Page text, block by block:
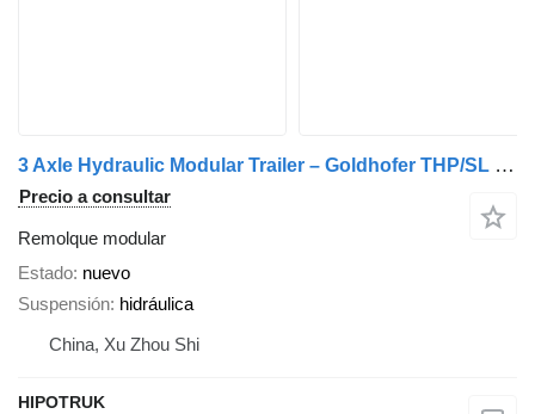
3 Axle Hydraulic Modular Trailer – Goldhofer THP/SL Compatible
Precio a consultar
Remolque modular
Estado nuevo
Suspensión hidráulica
China, Xu Zhou Shi
HIPOTRUK